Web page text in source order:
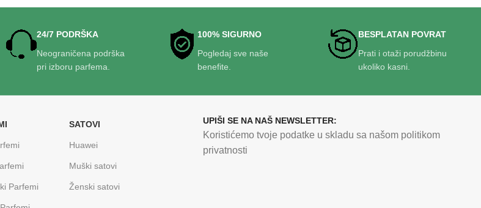
24/7 PODRŠKA
Neograničena podrška
pri izboru parfema.
100% SIGURNO
Pogledaj sve naše
benefite.
BESPLATAN POVRAT
Prati i otaži porudžbinu
ukoliko kasni.
Parfemi
SATOVI
Huawei
Muški satovi
Ženski satovi
UPIŠI SE NA NAŠ NEWSLETTER:
Koristićemo tvoje podatke u skladu sa našom politikom
privatnosti